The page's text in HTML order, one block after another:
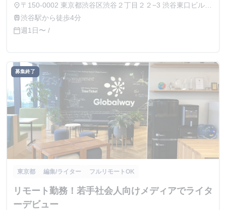
place 〒150-0002 東京都渋谷区渋谷２丁目２２−3 渋谷東口ビル6
階 （リモートワーク可）
train渋谷駅から徒歩4分
calendar_today週1日〜 /
募集終了
東京都 編集/ライター フルリモートOK
リモート勤務！若手社会人向けメディアでライタ
ーデビュー